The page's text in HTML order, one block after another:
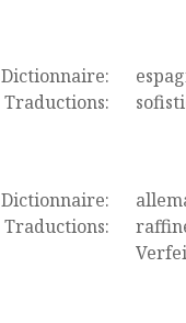
Dictionnaire:
Traductions:
Dictionnaire:
Traductions: